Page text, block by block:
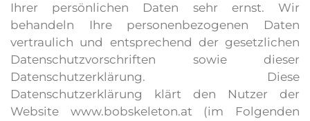
Ihrer persönlichen Daten sehr ernst. Wir
behandeln Ihre personenbezogenen Daten
vertraulich und entsprechend der gesetzlichen
Datenschutzvorschriften sowie dieser
Datenschutzerklärung. Diese
Datenschutzerklärung klärt den Nutzer der
Website www.bobskeleton.at (im Folgenden